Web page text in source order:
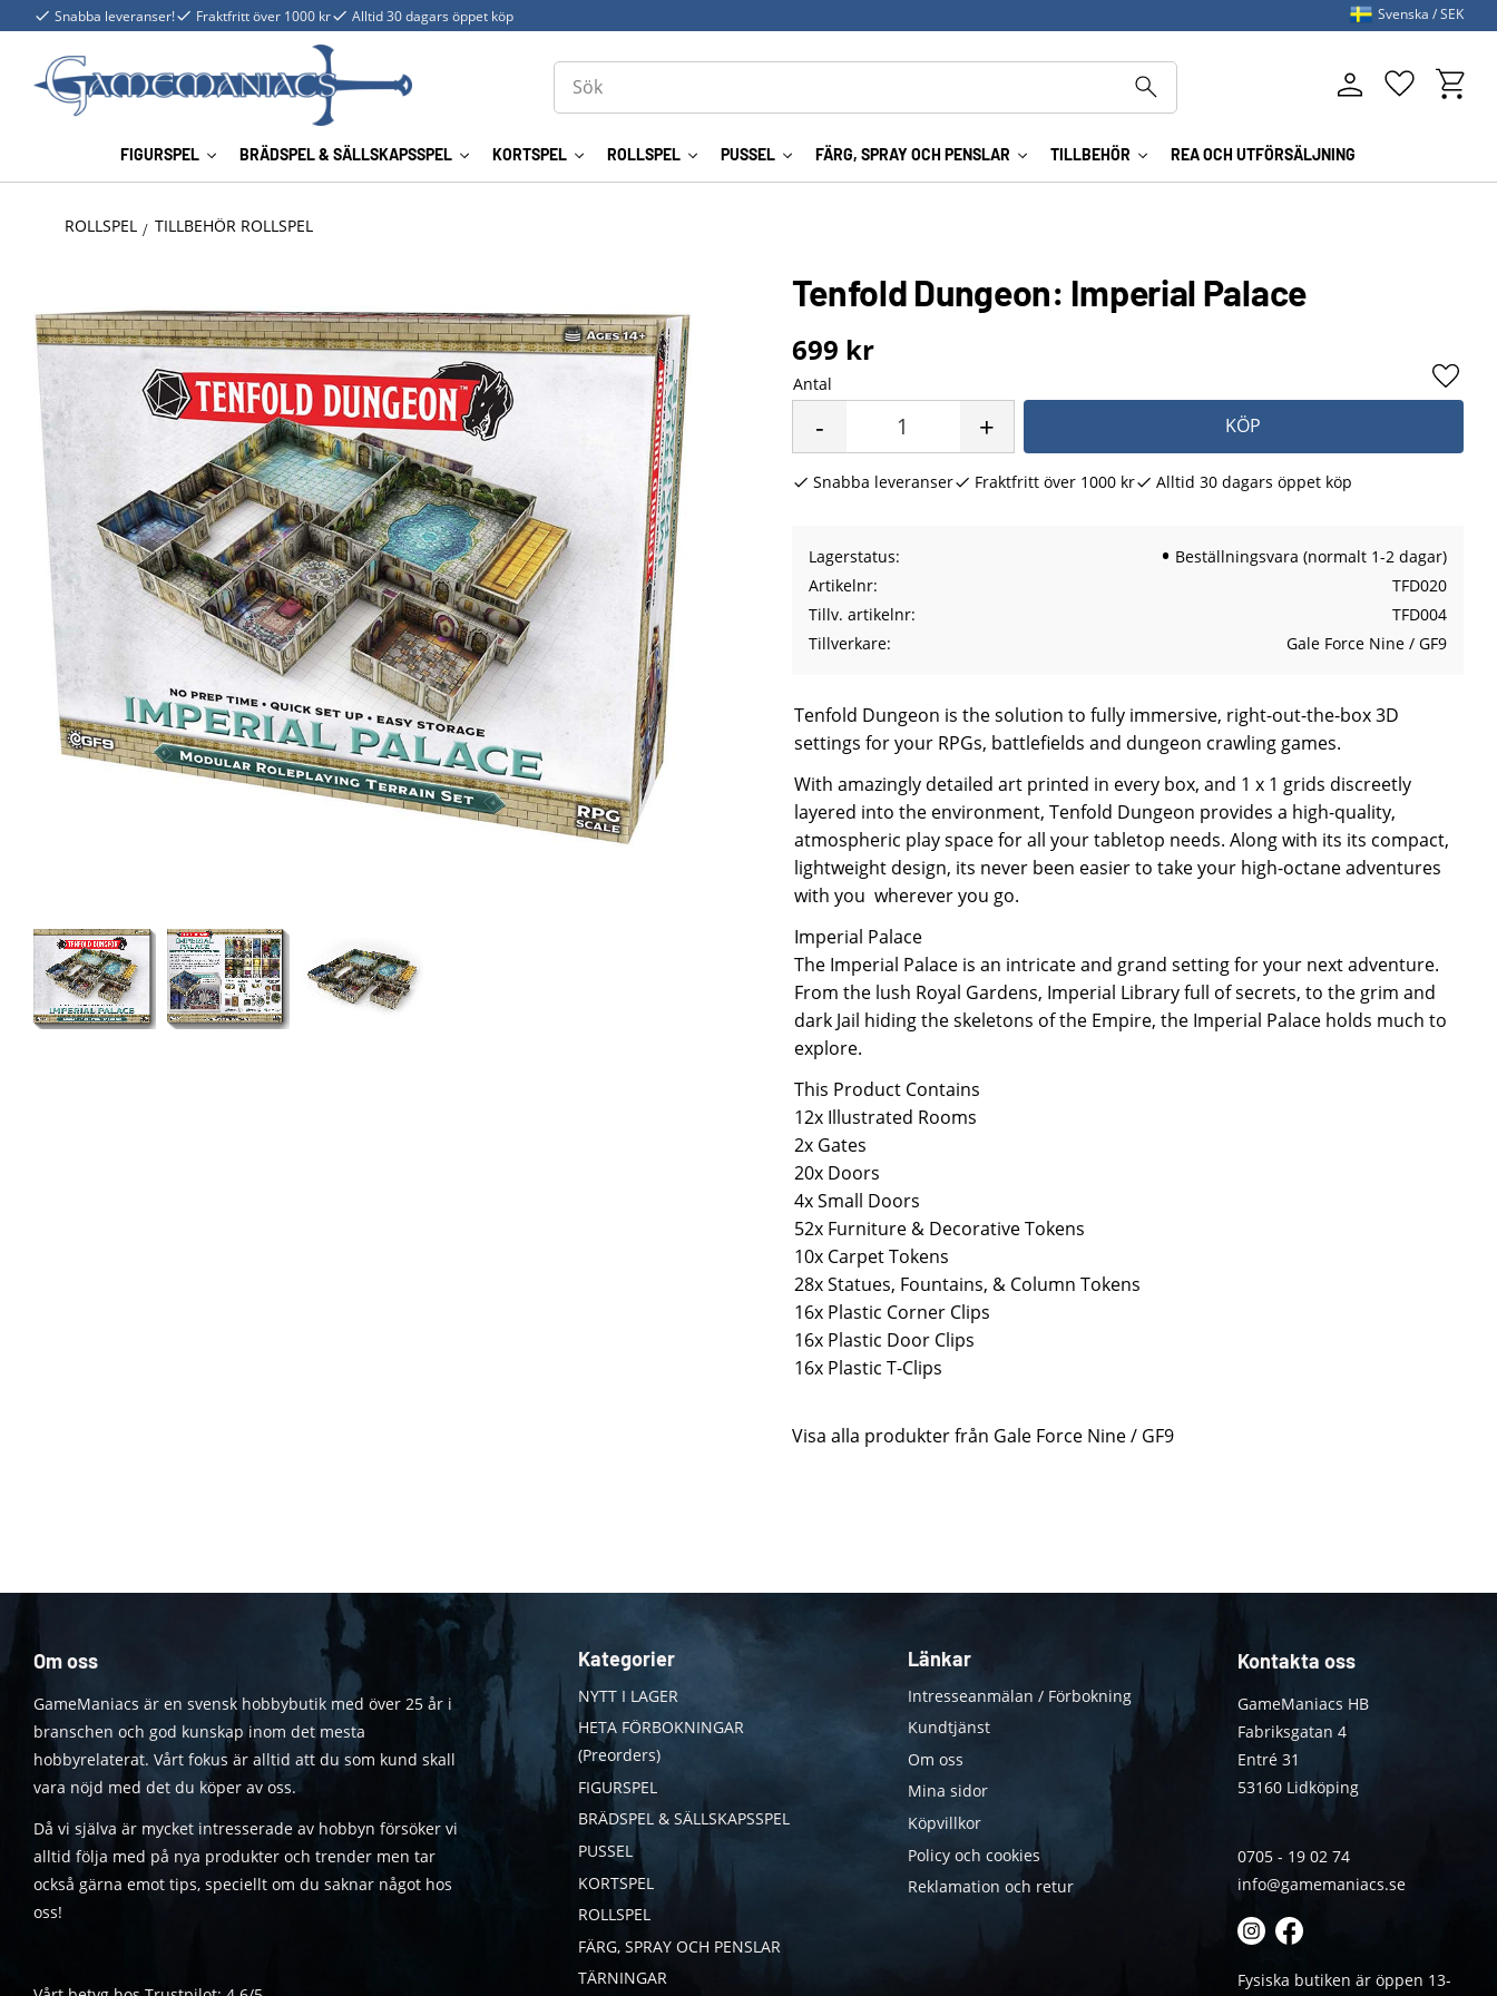
Snabba leveranser! Fraktfritt över 1000 kr Alltid 30 dagars öppet köp
FIGURSPEL BRÄDSPEL & SÄLLSKAPSSPEL KORTSPEL ROLLSPEL PUSSEL FÄRG, SPRAY OCH PENSLAR TILLBEHÖR REA OCH UTFÖRSÄLJNING
Favoriter
Svenska SEK
ROLLSPEL TILLBEHÖR ROLLSPEL
Tenfold Dungeon: Imperial Palace
699 kr
Antal
+
- KÖP
Lägg
Snabba leveranser Fraktfritt över 1000 kr Alltid 30 dagars öppet köp
Lagerstatus
Beställningsvara (normalt 1-2 dagar)
Artikelnr
TFD020
Tillv. artikelnr
TFD004
Tillverkare
Gale Force Nine / GF9
Tenfold Dungeon is the solution to fully immersive, right-out-the-box 3D
settings for your RPGs, battlefields and dungeon crawling games.
With amazingly detailed art printed in every box, and 1 x 1 grids discreetly
layered into the environment, Tenfold Dungeon provides a high-quality,
atmospheric play space for all your tabletop needs. Along with its its compact,
lightweight design, its never been easier to take your high-octane adventures
with you  wherever you go.
Imperial Palace
The Imperial Palace is an intricate and grand setting for your next adventure.
From the lush Royal Gardens, Imperial Library full of secrets, to the grim and
dark Jail hiding the skeletons of the Empire, the Imperial Palace holds much to
explore.
This Product Contains
12x Illustrated Rooms
2x Gates
20x Doors
4x Small Doors
52x Furniture & Decorative Tokens
10x Carpet Tokens
28x Statues, Fountains, & Column Tokens
16x Plastic Corner Clips
16x Plastic Door Clips
16x Plastic T-Clips
Visa alla produkter från Gale Force Nine / GF9
Om oss
GameManiacs är en svensk hobbybutik med över 25 år i
branschen och god kunskap inom det mesta
hobbyrelaterat. Vårt fokus är alltid att du som kund skall
vara nöjd med det du köper av oss.
Då vi själva är mycket intresserade av hobbyn försöker vi
alltid följa med på nya produkter och trender men tar
också gärna emot tips, speciellt om du saknar något hos
oss!
Kategorier
NYTT I LAGER
HETA FÖRBOKNINGAR
(Preorders)
FIGURSPEL
BRÄDSPEL & SÄLLSKAPSSPEL
PUSSEL
KORTSPEL
ROLLSPEL
FÄRG, SPRAY OCH PENSLAR
TÄRNINGAR
Länkar
Intresseanmälan / Förbokning
Kundtjänst
Om oss
Mina sidor
Köpvillkor
Policy och cookies
Reklamation och retur
Kontakta oss
GameManiacs HB
Fabriksgatan 4
Entré 31
53160 Lidköping
0705 - 19 02 74
info@gamemaniacs.se
Fysiska butiken är öppen 13-